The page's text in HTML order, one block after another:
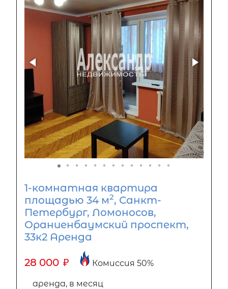
1-комнатная квартира
площадью 34 м2, Санкт-
Петербург, Ломоносов,
Ораниенбаумский проспект,
33к2 Аренда
28 000 ₽ Комиссия 50%
аренда, в месяц